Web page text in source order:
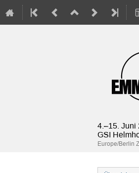
4.–15. Juni
GSI
Europe/Berlin